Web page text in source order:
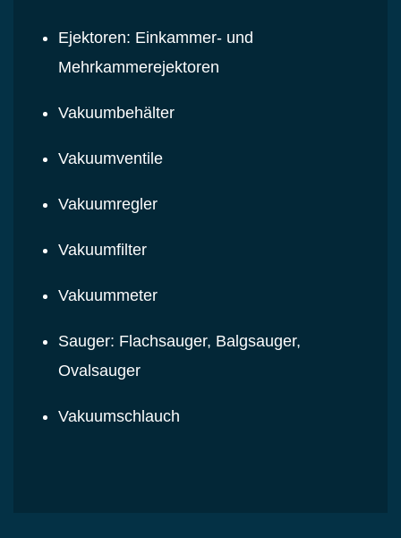
Ejektoren: Einkammer- und
Mehrkammerejektoren
Vakuumbehälter
Vakuumventile
Vakuumregler
Vakuumfilter
Vakuummeter
Sauger: Flachsauger, Balgsauger,
Ovalsauger
Vakuumschlauch